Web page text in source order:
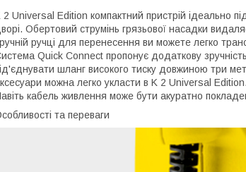
2 Universal Edition компактний пристрій ідеально
Обертовий струмінь грязьової насадки
ручці для перенесення ви можете легко
Quick Connect пропонує додаткову
шланг високого тиску довжиною три
можна легко укласти в K 2 Universal
кабель живлення може бути акуратно
та переваги